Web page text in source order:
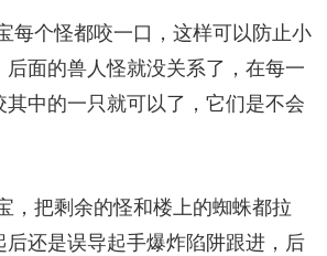
每个怪都咬一口，这样可以防止小
面的兽人怪就没关系了，在每一
其中的一只就可以了，它们是不会
，把剩余的怪和楼上的蜘蛛都拉
后还是误导起手爆炸陷阱跟进，后